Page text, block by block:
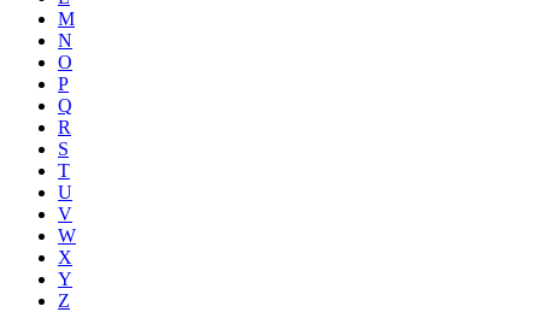
M
N
O
P
Q
R
S
T
U
V
W
X
Y
Z